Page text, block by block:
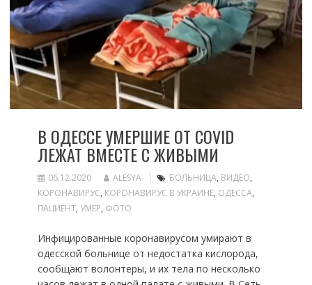
В ОДЕССЕ УМЕРШИЕ ОТ COVID
ЛЕЖАТ ВМЕСТЕ С ЖИВЫМИ
06.12.2020 ALESYA БОЛЬНИЦА, ВИДЕО,
КОРОНАВИРУС, КОРОНАВИРУС В УКРАИНЕ, ОДЕССА,
ПАЦИЕНТ, УМЕР, ФОТО
Инфицированные коронавирусом умирают в
одесской больнице от недостатка кислорода,
сообщают волонтеры, и их тела по несколько